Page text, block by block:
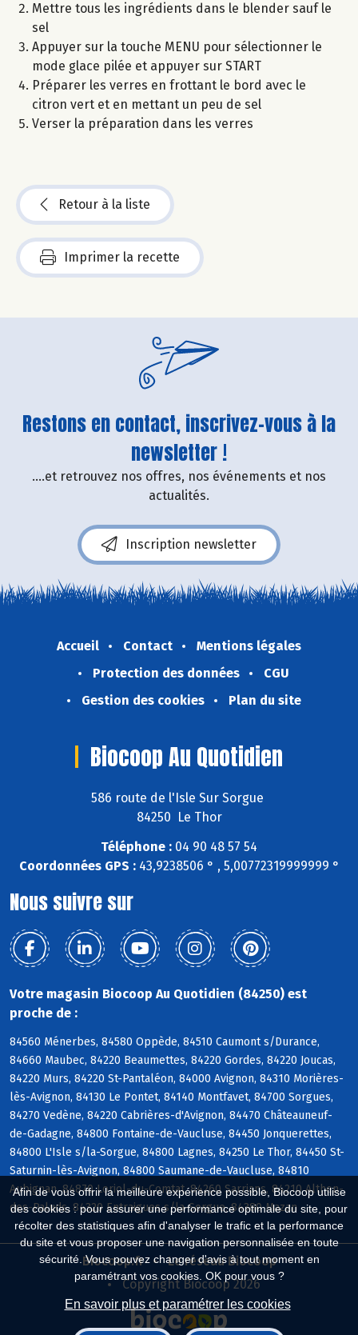
Afin de vous offrir la meilleure expérience possible, Biocoop utilise
des cookies : pour assurer une performance optimale du site, pour
récolter des statistiques afin d'analyser le trafic et la performance
du site et vous proposer une navigation personnalisée en toute
sécurité. Vous pouvez changer d'avis à tout moment en
paramétrant vos cookies. OK pour vous ?
En savoir plus et paramétrer les cookies
Mettre tous les ingrédients dans le blender sauf le
sel
Appuyer sur la touche MENU pour sélectionner le
mode glace pilée et appuyer sur START
Préparer les verres en frottant le bord avec le
citron vert et en mettant un peu de sel
Verser la préparation dans les verres
Retour à la liste
Imprimer la recette
Restons en contact, inscrivez-vous à la
newsletter !
....et retrouvez nos offres, nos événements et nos
actualités.
Inscription newsletter
Accueil Contact
Mentions légales
Protection des données
CGU
Gestion des cookies
Plan du site
Biocoop Au Quotidien
586 route de l'Isle Sur Sorgue
84250 Le Thor
Téléphone : 04 90 48 57 54
Coordonnées GPS :43,9238506 ° , 5,00772319999999 °
Nous suivre sur
Votre magasin Biocoop Au Quotidien (84250) est
proche de :
84560 Ménerbes, 84580 Oppède, 84510 Caumont s/Durance,
84660 Maubec, 84220 Beaumettes, 84220 Gordes, 84220 Joucas,
84220 Murs, 84220 St-Pantaléon, 84000 Avignon, 84310 Morières-
lès-Avignon, 84130 Le Pontet, 84140 Montfavet, 84700 Sorgues,
84270 Vedène, 84220 Cabrières-d'Avignon, 84470 Châteauneuf-
de-Gadagne, 84800 Fontaine-de-Vaucluse, 84450 Jonquerettes,
84800 L'Isle s/la-Sorgue, 84800 Lagnes, 84250 Le Thor, 84450 St-
Saturnin-lès-Avignon, 84800 Saumane-de-Vaucluse, 84810
Aubignan, 84870 Loriol-du-Comtat, 84260 Sarrians, 84210 Althen-
des-Paluds, 84320 Entraigues s/la-Sorgue, 84380 Mazan
Biocoop.fr
Le réseau Biocoop
Copyright Biocoop 2026